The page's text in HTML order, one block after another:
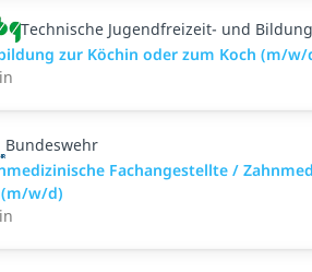
Technische Jugendfreizeit- und
zur Köchin oder zum Koch (m/w/
Bundeswehr
Fachangestellte /
(m/w/d)